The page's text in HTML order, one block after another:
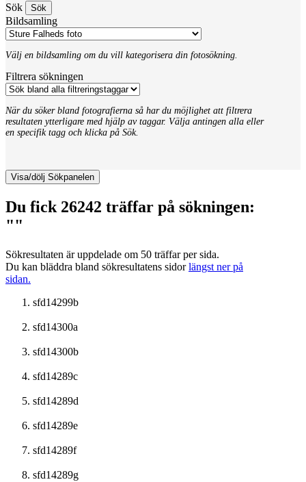
Sök
Bildsamling
Välj en bildsamling om du vill kategorisera din fotosökning.
Filtrera sökningen
När du söker bland fotografierna så har du möjlighet att filtrera
resultaten ytterligare med hjälp av taggar. Välja antingen alla eller
en specifik tagg och klicka på Sök.
Visa/dölj Sökpanelen
Du fick 26242 träffar på sökningen:
""
Sökresultaten är uppdelade om 50 träffar per sida.
Du kan bläddra bland sökresultatens sidorlängst ner på
sidan.
sfd14299b
sfd14300a
sfd14300b
sfd14289c
sfd14289d
sfd14289e
sfd14289f
sfd14289g